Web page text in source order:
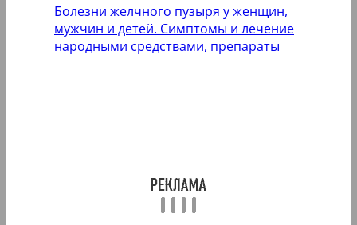
Болезни желчного пузыря у женщин,
мужчин и детей. Симптомы и лечение
народными средствами, препараты